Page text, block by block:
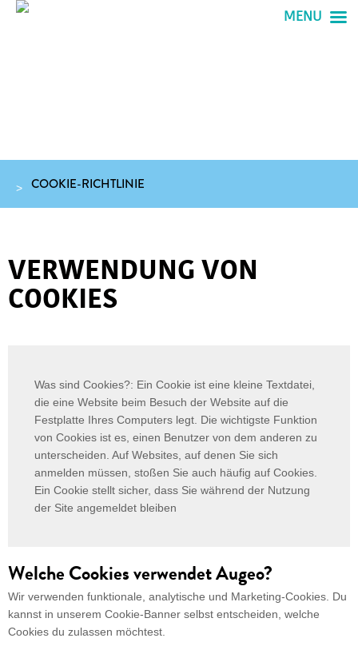
MENU
COOKIE-RICHTLINIE
VERWENDUNG VON
COOKIES
Was sind Cookies?: Ein Cookie ist eine kleine Textdatei,
die eine Website beim Besuch der Website auf die
Festplatte Ihres Computers legt. Die wichtigste Funktion
von Cookies ist es, einen Benutzer von dem anderen zu
unterscheiden. Auf Websites, auf denen Sie sich
anmelden müssen, stoßen Sie auch häufig auf Cookies.
Ein Cookie stellt sicher, dass Sie während der Nutzung
der Site angemeldet bleiben
Welche Cookies verwendet Augeo?
Wir verwenden funktionale, analytische und Marketing-Cookies. Du
kannst in unserem Cookie-Banner selbst entscheiden, welche
Cookies du zulassen möchtest.